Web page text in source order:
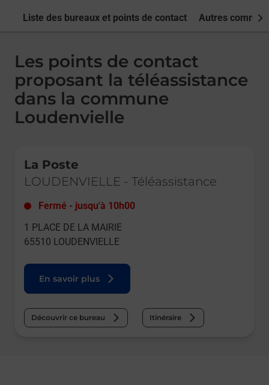
Liste des bureaux et points de contact Autres
Les points de contact
proposant la téléassistance
dans la commune
Loudenvielle
La Poste
LOUDENVIELLE - Téléassistance
Fermé - jusqu'à 10h00
1 PLACE DE LA MAIRIE
65510 LOUDENVIELLE
En savoir plus
Découvrir ce bureau Itinéraire